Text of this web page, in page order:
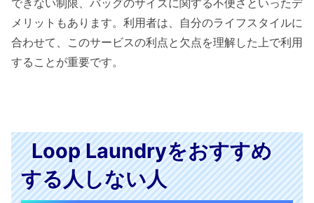
できない制限、バッグのサイズに関する不便さといったデ
メリットもあります。利用者は、自分のライフスタイルに
合わせて、このサービスの利点と欠点を理解した上で利用
することが重要です。
Loop Laundryをおすすめ
する人しない人